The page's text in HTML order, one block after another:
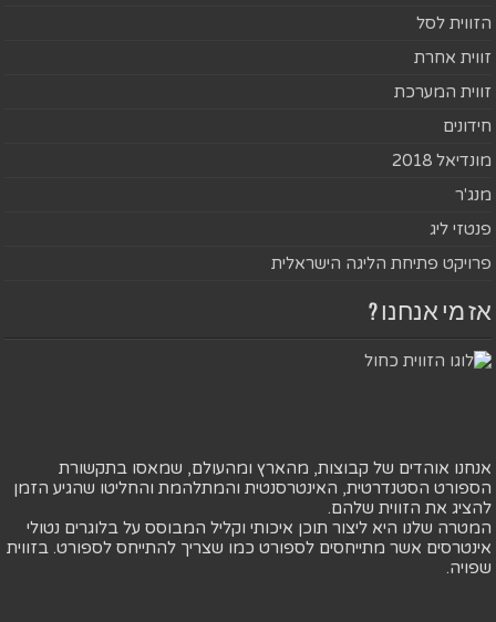
הזווית לסל
זווית אחרת
זווית המערכת
חידונים
מונדיאל 2018
מנג'ר
פנטזי ליג
פרויקט פתיחת הליגה הישראלית
אז מי אנחנו ?
אנחנו אוהדים של קבוצות, מהארץ ומהעולם, שמאסו בתקשורת
הספורט הסטנדרטית, האינטרסנטית והמתלהמת והחליטו שהגיע הזמן
להציג את הזווית שלהם.
המטרה שלנו היא ליצור תוכן איכותי וקליל המבוסס על בלוגרים נטולי
אינטרסים אשר מתייחסים לספורט כמו שצריך להתייחס לספורט. בזווית
שפויה.